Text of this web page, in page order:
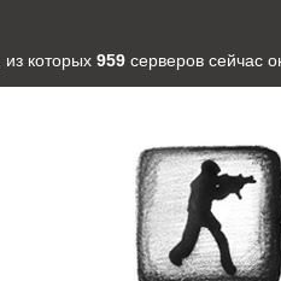
, из которых 959 серверов сейчас